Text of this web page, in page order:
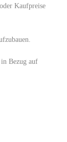
Kaufpreise
in Bezug auf